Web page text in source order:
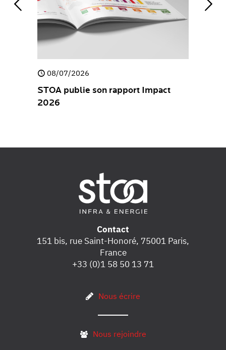
08/07/2026
STOA publie son rapport Impact
2026
Contact
151 bis, rue Saint-Honoré, 75001 Paris,
France
+33 (0)1 58 50 13 71
Nous écrire
Nous rejoindre